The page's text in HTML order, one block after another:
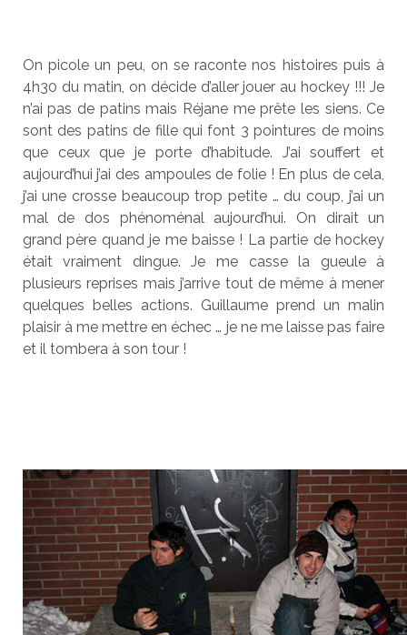
On picole un peu, on se raconte nos histoires puis à
4h30 du matin, on décide d’aller jouer au hockey !!! Je
n’ai pas de patins mais Réjane me prête les siens. Ce
sont des patins de fille qui font 3 pointures de moins
que ceux que je porte d’habitude. J’ai souffert et
aujourd’hui j’ai des ampoules de folie ! En plus de cela,
j’ai une crosse beaucoup trop petite … du coup, j’ai un
mal de dos phénoménal aujourd’hui. On dirait un
grand père quand je me baisse ! La partie de hockey
était vraiment dingue. Je me casse la gueule à
plusieurs reprises mais j’arrive tout de même à mener
quelques belles actions. Guillaume prend un malin
plaisir à me mettre en échec … je ne me laisse pas faire
et il tombera à son tour !